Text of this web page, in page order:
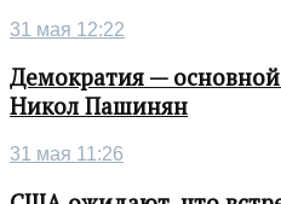
31 мая 12:22
Демократия —
Никол Пашинян
31 мая 11:26